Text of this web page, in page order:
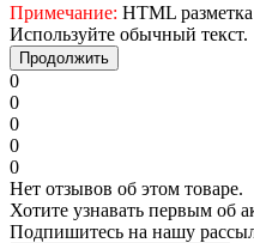
Примечание: HTML
Используйте обычный текст.
Продолжить
0
0
0
0
0
Нет отзывов об этом товаре.
Хотите узнавать первым об
Подпишитесь на нашу